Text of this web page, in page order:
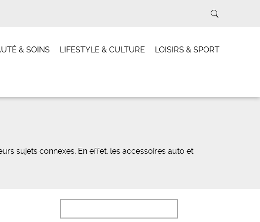
& SOINS LIFESTYLE & CULTURE LOISIRS & SPORT
sujets connexes. En effet, les accessoires auto et